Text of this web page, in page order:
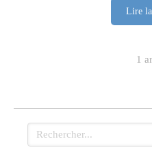
Lire
1
Rechercher